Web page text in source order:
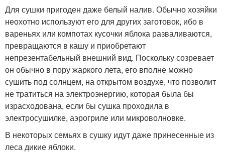
Для сушки пригоден даже белый налив. Обычно хозяйки
неохотно используют его для других заготовок, ибо в
вареньях или компотах кусочки яблока разваливаются,
превращаются в кашу и приобретают
непрезентабельный внешний вид. Поскольку созревает
он обычно в пору жаркого лета, его вполне можно
сушить под солнцем, на открытом воздухе, что позволит
не тратиться на электроэнергию, которая была бы
израсходована, если бы сушка проходила в
электросушилке, аэрогриле или микроволновке.
В некоторых семьях в сушку идут даже принесенные из
леса дикие яблоки.